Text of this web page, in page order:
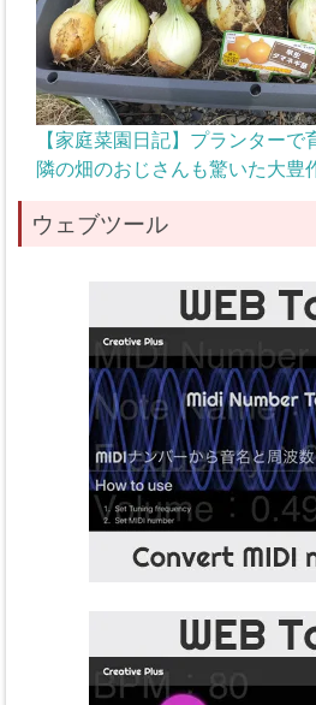
【家庭菜園日記】プランターで
隣の畑のおじさんも驚いた大豊
ウェブツール